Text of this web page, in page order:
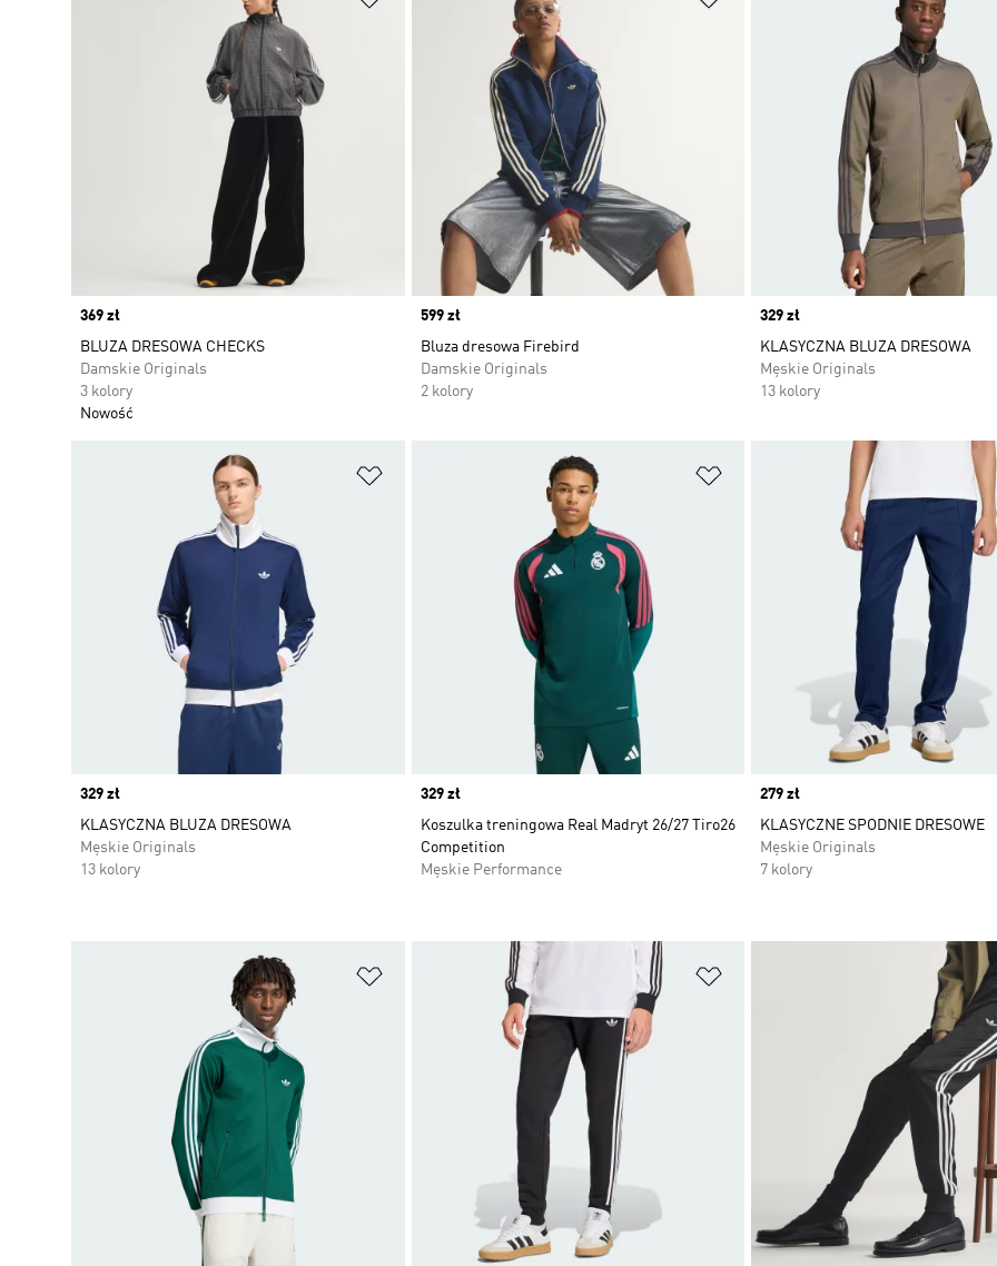
Price
369 zł
BLUZA DRESOWA CHECKS
Damskie Originals
3 kolory
Nowość
Price
599 zł
Bluza dresowa Firebird
Damskie Originals
2 kolory
Price
329 zł
KLASYCZNA BLUZA DRESOWA
Męskie Originals
13 kolory
Price
329 zł
KLASYCZNA BLUZA DRESOWA
Męskie Originals
13 kolory
Dodaj do listy życzeń
Price
329 zł
Koszulka treningowa Real Madryt 26/27 Tiro26
Competition
Męskie Performance
Price
279 zł
KLASYCZNE SPODNIE DRESOWE
Męskie Originals
7 kolory
Dodaj do listy życzeń